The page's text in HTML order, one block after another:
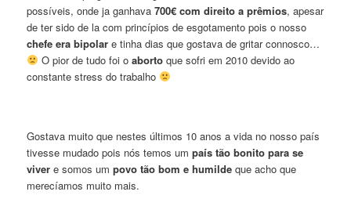
possíveis, onde ja ganhava700€ com direito a prêmios, apesar
de ter sido de la com princípios de esgotamento pois o nosso
chefe era bipolar e tinha dias que gostava de gritar connosco…
O pior de tudo foi o abortoque sofri em 2010 devido ao
constante stress do trabalho
Gostava muito que nestes últimos 10 anos a vida no nosso país
tivesse mudado pois nós temos umpaís tão bonito para se
viver e somos umpovo tão bom e humildeque acho que
merecíamos muito mais.